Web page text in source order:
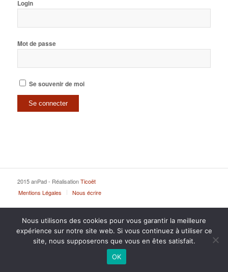
Login
Mot de passe
Se souvenir de moi
2015 anPad - RéalisationTicoët
Mentions Légales
Nous écrire
Nous utilisons des cookies pour vous garantir la meilleure
expérience sur notre site web. Si vous continuez à utiliser ce
site, nous supposerons que vous en êtes satisfait.
OK